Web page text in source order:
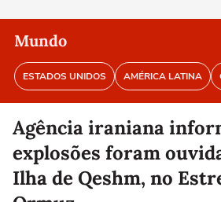
Mundo
ESTADOS UNIDOS AMÉRICA LATINA
Agência iraniana
explosões foram
Ilha de Qeshm, no